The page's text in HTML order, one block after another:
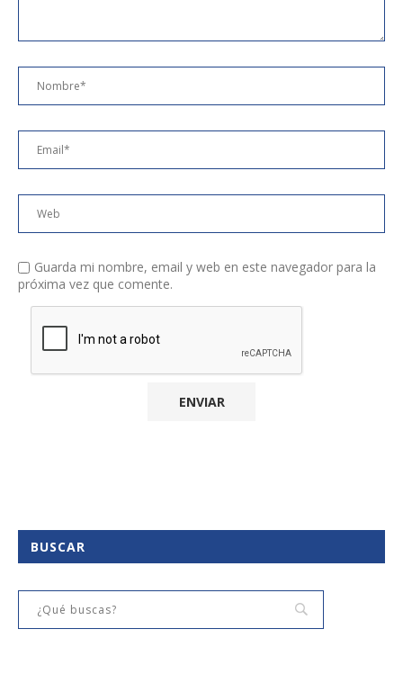
Guarda mi nombre, email y web en este navegador para la
próxima vez que comente.
BUSCAR